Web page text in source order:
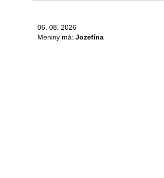
06. 08. 2026
Meniny má: Jozefína